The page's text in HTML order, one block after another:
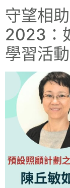
守望相
2023：
學習活